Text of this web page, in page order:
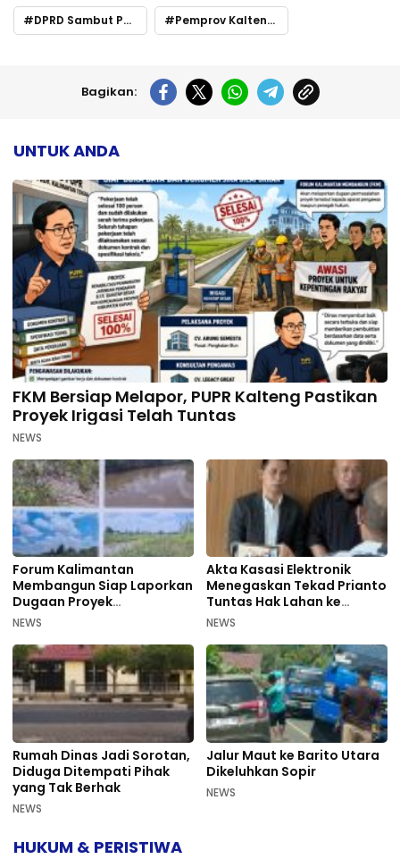
DPRD Sambut Positif Pemprov Kalteng Ganti Nama SLB Jadi Sekolah Khusus
Bagikan:
UNTUK ANDA
FKM Bersiap Melapor, PUPR Kalteng Pastikan
Proyek Irigasi Telah Tuntas
NEWS
Forum Kalimantan
Membangun Siap Laporkan
Dugaan Proyek
Bermasalah PUPR Kalteng
NEWS
Akta Kasasi Elektronik
Menegaskan Tekad Prianto
Tuntas Hak Lahan ke
Mahkamah Agung
NEWS
Rumah Dinas Jadi Sorotan,
Diduga Ditempati Pihak
yang Tak Berhak
NEWS
Jalur Maut ke Barito Utara
Dikeluhkan Sopir
NEWS
HUKUM & PERISTIWA